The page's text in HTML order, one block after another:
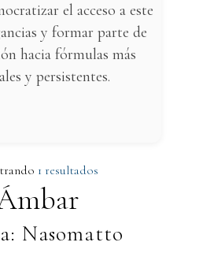
el acceso a este
y formar parte de
hacia fórmulas más
y persistentes.
1 resultados
Nasomatto